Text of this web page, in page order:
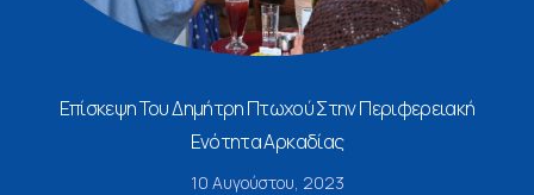
Επίσκεψη Του Δημήτρη Πτωχού Στην Περιφερειακή
Ενότητα Αρκαδίας
10 Αυγούστου, 2023